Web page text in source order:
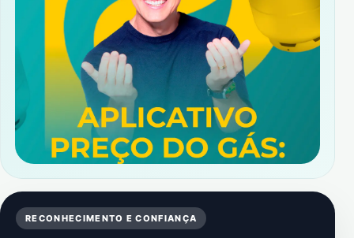
RECONHECIMENTO E CONFIANÇA